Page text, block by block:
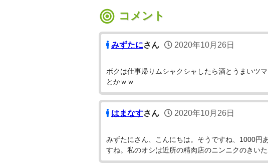
コメント
みずたにさん 2020年10月26日
ボクは仕事帰りムシャクシャしたら酒とうまいツ
とかｗｗ
はまなすさん 2020年10月26日
みずたにさん、こんにちは。そうですね、1000円
すね。私のオシは近所の精肉店のニンニクのきいた